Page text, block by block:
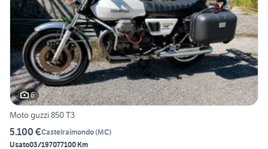
6
Moto guzzi 850 T3
5.100 €Castelraimondo(MC)
Usato03/197077100 Km